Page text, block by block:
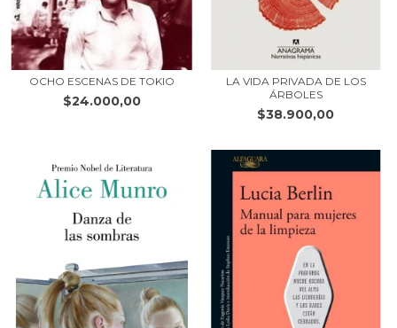
OCHO ESCENAS DE TOKIO
$24.000,00
LA VIDA PRIVADA DE LOS
ÁRBOLES
$38.900,00